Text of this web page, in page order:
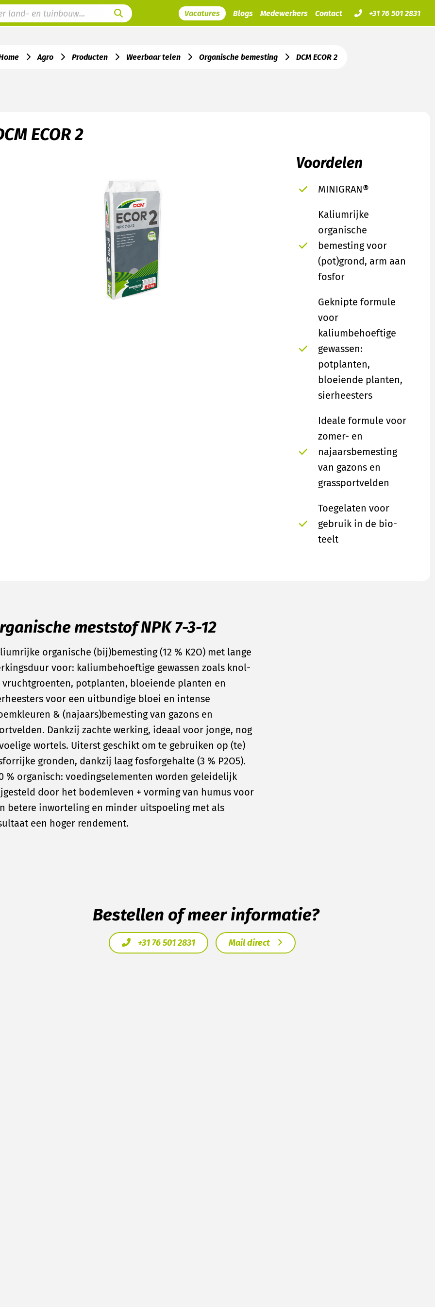
Vacatures Blogs Medewerkers Contact +31 76 501 2831
Agro Producten Weerbaar telen Organische bemesting DCM ECOR 2
ECOR 2
Voordelen
MINIGRAN®
Kaliumrijke
organische
bemesting voor
(pot)grond, arm aan
fosfor
Geknipte formule
voor
kaliumbehoeftige
gewassen:
potplanten,
bloeiende planten,
sierheesters
Ideale formule voor
zomer- en
najaarsbemesting
van gazons en
grassportvelden
Toegelaten voor
gebruik in de bio-
teelt
meststof NPK 7-3-12
organische (bij)bemesting (12 % K2O) met lange
voor: kaliumbehoeftige gewassen zoals knol-
vruchtgroenten, potplanten, bloeiende planten en
voor een uitbundige bloei en intense
& (najaars)bemesting van gazons en
Dankzij zachte werking, ideaal voor jonge, nog
wortels. Uiterst geschikt om te gebruiken op (te)
gronden, dankzij laag fosforgehalte (3 % P2O5).
% organisch: voedingselementen worden geleidelijk
door het bodemleven + vorming van humus voor
betere inworteling en minder uitspoeling met als
een hoger rendement.
Bestellen of meer informatie?
+31 76 501 2831 Mail direct